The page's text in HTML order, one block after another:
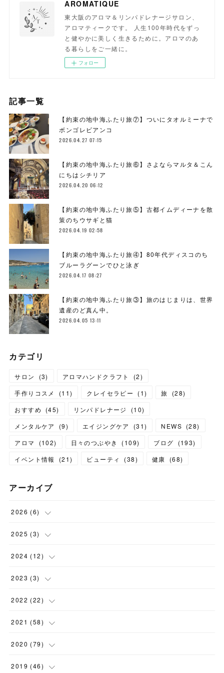
AROMATIQUE
東大阪のアロマ＆リンパドレナージサロン、
アロマティークです。 人生100年時代をずっ
と健やかに美しく生きるために。アロマのあ
る暮らしをご一緒に。
フォロー
記事一覧
【約束の地中海ふたり旅⑦】ついにタオルミーナで
ボンゴレビアンコ
2026.04.27 07:15
【約束の地中海ふたり旅⑥】さよならマルタ＆こん
にちはシチリア
2026.04.20 06:12
【約束の地中海ふたり旅⑤】古都イムディーナを散
策のちウサギと猫
2026.04.19 02:58
【約束の地中海ふたり旅④】80年代ディスコのち
ブルーラグーンでひと泳ぎ
2026.04.17 08:27
【約束の地中海ふたり旅③】旅のはじまりは、世界
遺産のど真ん中。
2026.04.05 13:11
カテゴリ
サロン (3) アロマハンドクラフト (2)
手作りコスメ
(11) クレイセラピー (1) 旅 (28)
おすすめ
(45) リンパドレナージ (10)
メンタルケア
(9) エイジングケア (31) NEWS (28)
アロマ
(102) 日々のつぶやき (109) ブログ (193)
イベント情報
(21) ビューティ (38) 健康 (68)
アーカイブ
2026 (6)
(6
2025 (3)
(1)
(1
(1)
2024 (12)
(1
(1)
(3)
(5 )
2023 (3)
(1)
(1)
(1)
2022 (22)
(1)
(3)
(1)
2021 (58)
(3)
(3)
2020 (79)
(11
2019 (46)